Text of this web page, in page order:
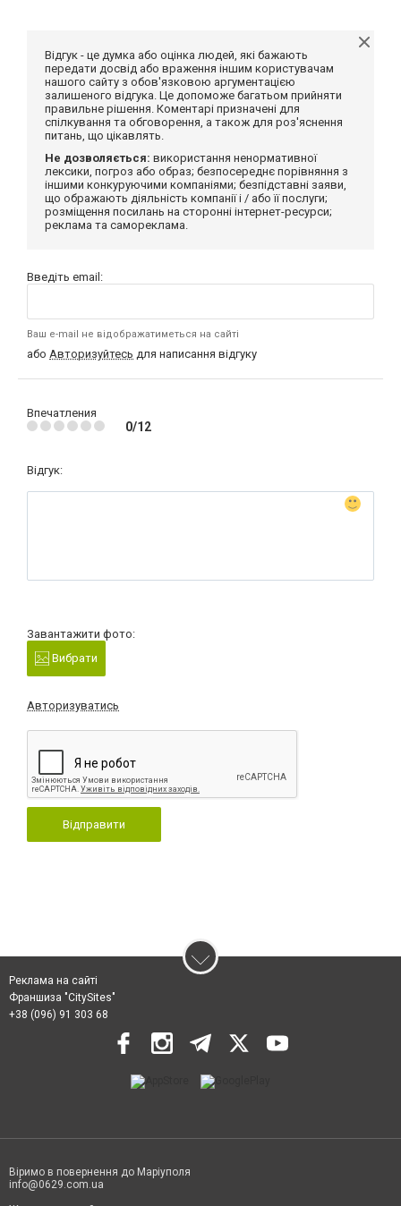
Відгук - це думка або оцінка людей, які бажають
передати досвід або враження іншим користувачам
нашого сайту з обов'язковою аргументацією
залишеного відгука. Це допоможе багатьом прийняти
правильне рішення. Коментарі призначені для
спілкування та обговорення, а також для роз'яснення
питань, що цікавлять.
Не дозволяється: використання ненормативної
лексики, погроз або образ; безпосереднє порівняння з
іншими конкуруючими компаніями; безпідставні заяви,
що ображають діяльність компанії і / або її послуги;
розміщення посилань на сторонні інтернет-ресурси;
реклама та самореклама.
Введіть email:
Ваш e-mail не відображатиметься на сайті
або Авторизуйтесь для написання відгуку
Впечатления
0/12
Відгук:
Завантажити фото:
Вибрати
Авторизуватись
Відправити
Реклама на сайті
Франшиза "CitySites"
+38 (096) 91 303 68
Віримо в повернення до Маріуполя
info@0629.com.ua